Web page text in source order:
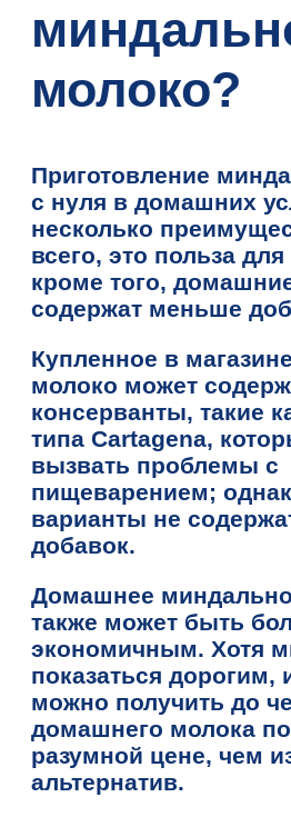
молоко?
Приготовление
с нуля в домашних
несколько
всего, это польза
кроме того,
содержат меньше
Купленное в
молоко может
консерванты, такие
типа Cartagena,
вызвать проблемы с
пищеварением;
варианты не
добавок.
Домашнее
также может быть
экономичным. Хотя
показаться дорогим,
можно получить до
домашнего молока
разумной цене, чем
альтернатив.